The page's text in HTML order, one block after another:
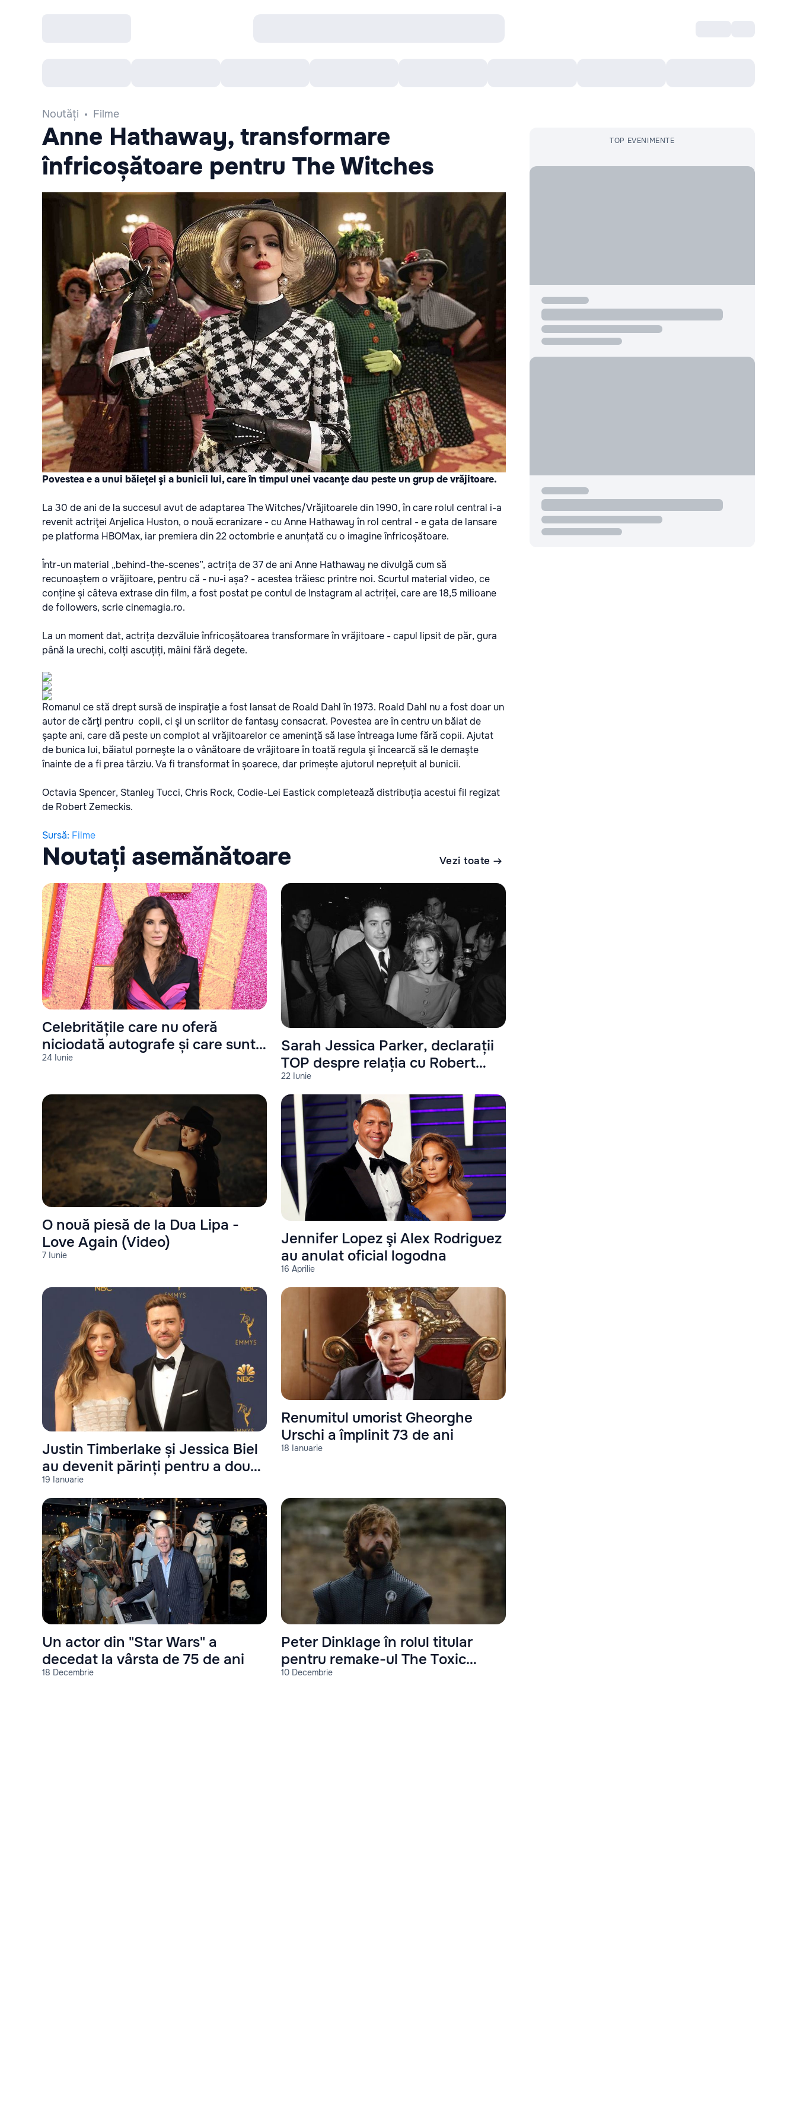
Noutăți Filme
Anne Hathaway, transformare
înfricoșătoare pentru The Witches
Povestea e a unui băieţel şi a bunicii lui, care în timpul unei vacanţe dau peste un grup de vrăjitoare.
La 30 de ani de la succesul avut de adaptarea The Witches/Vrăjitoarele din 1990, în care rolul central i-a
revenit actriţei Anjelica Huston, o nouă ecranizare - cu Anne Hathaway în rol central - e gata de lansare
pe platforma HBOMax, iar premiera din 22 octombrie e anunțată cu o imagine înfricoșătoare.
Într-un material „behind-the-scenes”, actrița de 37 de ani Anne Hathaway ne divulgă cum să
recunoaștem o vrăjitoare, pentru că - nu-i așa? - acestea trăiesc printre noi. Scurtul material video, ce
conține și câteva extrase din film, a fost postat pe contul de Instagram al actriței, care are 18,5 milioane
de followers, scriecinemagia.ro.
La un moment dat, actrița dezvăluie înfricoșătoarea transformare în vrăjitoare - capul lipsit de păr, gura
până la urechi, colți ascuțiți, mâini fără degete.
Romanul ce stă drept sursă de inspiraţie a fost lansat de Roald Dahl în 1973. Roald Dahl nu a fost doar un
autor de cărţi pentru copii, ci şi un scriitor de fantasy consacrat. Povestea are în centru un băiat de
şapte ani, care dă peste un complot al vrăjitoarelor ce ameninţă să lase întreaga lume fără copii. Ajutat
de bunica lui, băiatul porneşte la o vânătoare de vrăjitoare în toată regula şi încearcă să le demaşte
înainte de a fi prea târziu. Va fi transformat în șoarece, dar primește ajutorul neprețuit al bunicii.
Octavia Spencer, Stanley Tucci, Chris Rock, Codie-Lei Eastick completează distribuția acestui fil regizat
de Robert Zemeckis.
Sursă: Filme
Noutați asemănătoare Vezi toate
24 Iunie
Celebritățile care nu oferă
niciodată autografe și care sunt
motivele
22 Iunie
Sarah Jessica Parker, declarații
TOP despre relația cu Robert
Downey Jr
7 Iunie
O nouă piesă de la Dua Lipa -
Love Again (Video)
16 Aprilie
Jennifer Lopez şi Alex Rodriguez
au anulat oficial logodna
19 Ianuarie
Justin Timberlake și Jessica Biel
au devenit părinți pentru a doua
oară
18 Ianuarie
Renumitul umorist Gheorghe
Urschi a împlinit 73 de ani
18 Decembrie
Un actor din "Star Wars" a
decedat la vârsta de 75 de ani
10 Decembrie
Peter Dinklage în rolul titular
pentru remake-ul The Toxic
Avenger
TOP EVENIMENTE